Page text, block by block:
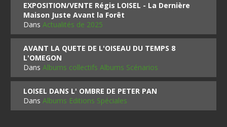
EXPOSITION/VENTE Régis LOISEL - La Dernière
Maison Juste Avant la Forêt
DansActualités de 2025
AVANT LA QUETE DE L'OISEAU DU TEMPS 8
L'OMEGON
DansAlbums collectifs Albums Scénarios
LOISEL DANS L' OMBRE DE PETER PAN
DansAlbums Editions Spéciales